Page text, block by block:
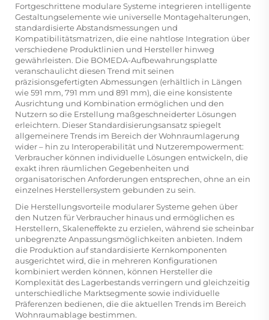
Fortgeschrittene modulare Systeme integrieren intelligente
Gestaltungselemente wie universelle Montagehalterungen,
standardisierte Abstandsmessungen und
Kompatibilitätsmatrizen, die eine nahtlose Integration über
verschiedene Produktlinien und Hersteller hinweg
gewährleisten. Die BOMEDA-Aufbewahrungsplatte
veranschaulicht diesen Trend mit seinen
präzisionsgefertigten Abmessungen (erhältlich in Längen
wie 591 mm, 791 mm und 891 mm), die eine konsistente
Ausrichtung und Kombination ermöglichen und den
Nutzern so die Erstellung maßgeschneiderter Lösungen
erleichtern. Dieser Standardisierungsansatz spiegelt
allgemeinere Trends im Bereich der Wohnraumlagerung
wider – hin zu Interoperabilität und Nutzerempowerment:
Verbraucher können individuelle Lösungen entwickeln, die
exakt ihren räumlichen Gegebenheiten und
organisatorischen Anforderungen entsprechen, ohne an ein
einzelnes Herstellersystem gebunden zu sein.
Die Herstellungsvorteile modularer Systeme gehen über
den Nutzen für Verbraucher hinaus und ermöglichen es
Herstellern, Skaleneffekte zu erzielen, während sie scheinbar
unbegrenzte Anpassungsmöglichkeiten anbieten. Indem
die Produktion auf standardisierte Kernkomponenten
ausgerichtet wird, die in mehreren Konfigurationen
kombiniert werden können, können Hersteller die
Komplexität des Lagerbestands verringern und gleichzeitig
unterschiedliche Marktsegmente sowie individuelle
Präferenzen bedienen, die die aktuellen Trends im Bereich
Wohnraumablage bestimmen.